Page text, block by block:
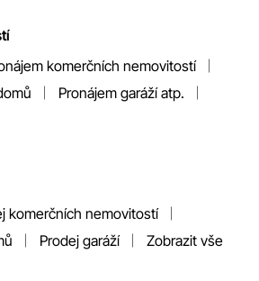
komerčních nemovitostí
Pronájem garáží atp.
komerčních nemovitostí
Prodej garáží Zobrazit vše